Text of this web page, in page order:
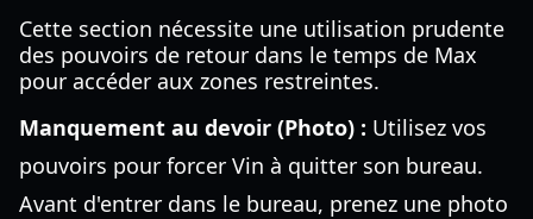
Cette section nécessite une utilisation prudente
des pouvoirs de retour dans le temps de Max
pour accéder aux zones restreintes.
Manquement au devoir (Photo) : Utilisez vos
pouvoirs pour forcer Vin à quitter son bureau.
Avant d'entrer dans le bureau, prenez une photo